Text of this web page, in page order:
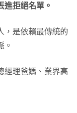
進拒絕名單。
，是依賴最傳統的
。
經理爸媽、業界高